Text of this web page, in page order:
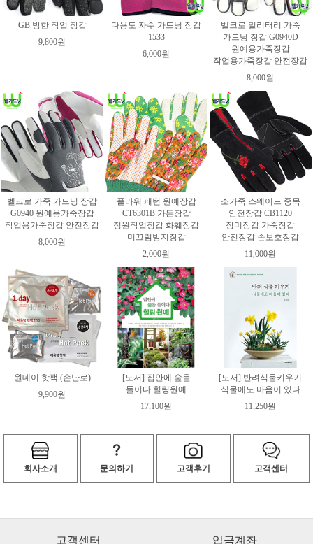
GB 방한 작업 장갑
9,800원
다용도 자수 가드닝 장갑
1533
6,000원
벨크로 밀리터리 가죽
가드닝 장갑 G0940D
원예용가죽장갑
작업용가죽장갑 안전장갑
8,000원
벨크로 가죽 가드닝 장갑
G0940 원예용가죽장갑
작업용가죽장갑 안전장갑
8,000원
플라워 패턴 원예장갑
CT6301B 가든장갑
정원작업장갑 화훼장갑
미끄럼방지장갑
2,000원
소가죽 스웨이드 중목
안전장갑 CB1120
장미장갑 가죽장갑
안전장갑 손보호장갑
11,000원
원데이 핫팩 (손난로)
9,900원
[도서] 집안에 숲을
들이다 힐링원예
17,100원
[도서] 반려식물키우기
식물에도 마음이 있다
11,250원
회사소개 문의하기 고객후기 고객센터
고객센터 입금계좌